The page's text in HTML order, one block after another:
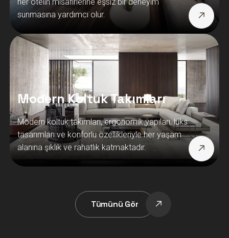
sunmasına yardımcı olur.
Modern Koltuk Takımları
Modern koltuk takımları, ergonomik yapıları, lüks
tasarımları ve konforlu özellikleriyle her yaşam
alanına şıklık ve rahatlık katmaktadır.
Tümünü Gör